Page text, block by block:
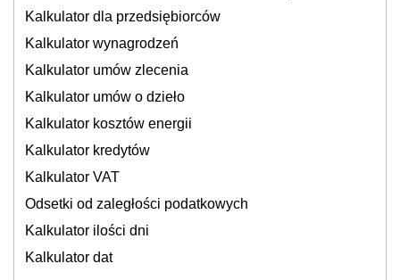
Kalkulator dla przedsiębiorców
Kalkulator wynagrodzeń
Kalkulator umów zlecenia
Kalkulator umów o dzieło
Kalkulator kosztów energii
Kalkulator kredytów
Kalkulator VAT
Odsetki od zaległości podatkowych
Kalkulator ilości dni
Kalkulator dat